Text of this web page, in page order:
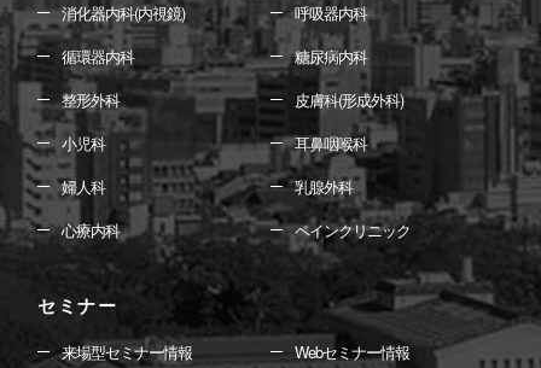
消化器内科(内視鏡)
呼吸器内科
循環器内科
糖尿病内科
整形外科
皮膚科(形成外科)
小児科
耳鼻咽喉科
婦人科
乳腺外科
心療内科
ペインクリニック
セミナー
来場型セミナー情報 Webセミナー情報